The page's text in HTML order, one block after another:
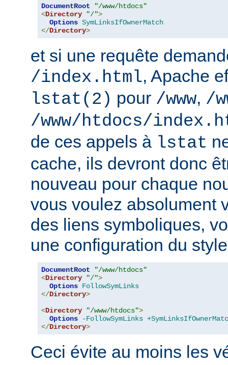
DocumentRoot
"/www/htdocs"
<Directory "/">
Options SymLinksIfOwnerMatch
</Directory>
et si une requête
/index.html, Apache
lstat(2) pour /www, /
/www/htdocs/
de ces appels à lstat
cache, ils devront donc
nouveau pour chaque
vous voulez absolument
des liens symboliques,
une configuration du
DocumentRoot
"/www/htdocs"
<Directory "/">
Options FollowSymLinks
</Directory>
<Directory "/www/htdocs">
Options
-FollowSymLinks
</Directory>
Ceci évite au moins les